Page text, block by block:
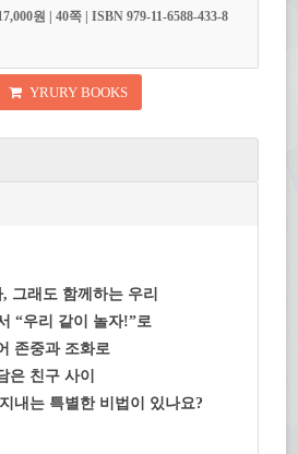
원 | 40쪽 | ISBN 979-11-6588-433-8
YRURY BOOKS
그래도 함께하는 우리
“우리 같이 놀자!”로
존중과 조화로
은 친구 사이
내는 특별한 비법이 있나요?